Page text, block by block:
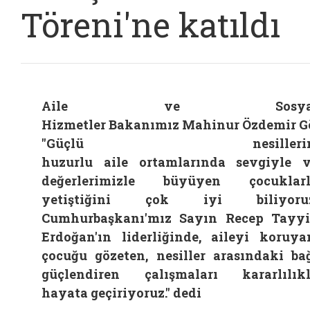
Töreni'ne katıldı
Aile ve
Hizmetler Bakanımız Mahinur Özdemir
"Güçlü
huzurlu aile ortamlarında sevgiyle
değerlerimizle büyüyen
yetiştiğini çok iyi
Cumhurbaşkanı'mız Sayın Recep
Erdoğan'ın liderliğinde, aileyi
çocuğu gözeten, nesiller arasındaki
güçlendiren çalışmaları
hayata geçiriyoruz." dedi